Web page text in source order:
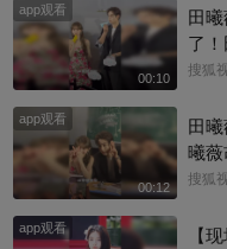
app观看
00:10
田
了
呀
搜狐
app观看
00:12
田
曦
了
搜狐
app观看
【